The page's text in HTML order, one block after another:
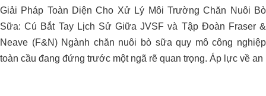
Giải Pháp Toàn Diện Cho Xử Lý Môi Trường Chăn Nuôi Bò
Sữa: Cú Bắt Tay Lịch Sử Giữa JVSF và Tập Đoàn Fraser &
Neave (F&N) Ngành chăn nuôi bò sữa quy mô công nghiệp
toàn cầu đang đứng trước một ngã rẽ quan trọng. Áp lực về an